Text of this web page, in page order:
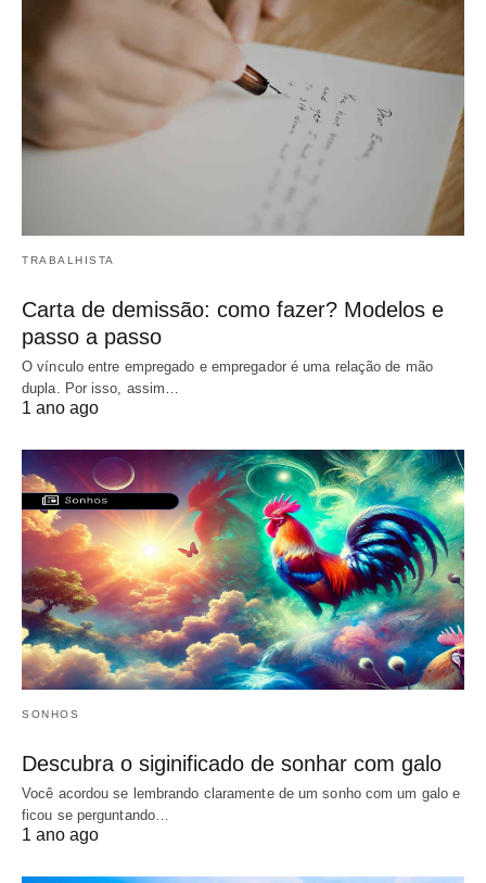
TRABALHISTA
Carta de demissão: como fazer? Modelos e
passo a passo
O vínculo entre empregado e empregador é uma relação de mão
dupla. Por isso, assim…
1 ano ago
SONHOS
Descubra o siginificado de sonhar com galo
Você acordou se lembrando claramente de um sonho com um galo e
ficou se perguntando…
1 ano ago